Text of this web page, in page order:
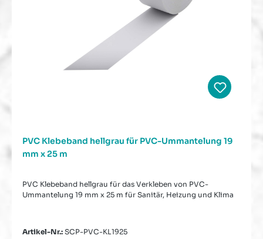
PVC Klebeband hellgrau für PVC-Ummantelung 19
mm x 25 m
PVC Klebeband hellgrau für das Verkleben von PVC-
Ummantelung 19 mm x 25 m für Sanitär, Heizung und Klima
Artikel-Nr.: SCP-PVC-KL1925